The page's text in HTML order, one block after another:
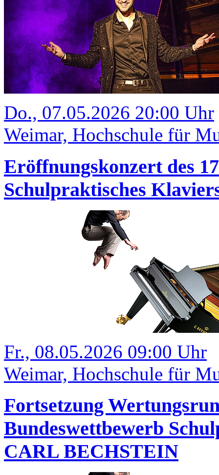
Do., 07.05.2026 20:00 Uhr
Weimar, Hochschule für
Eröffnungskonzert des
Schulpraktisches
Fr., 08.05.2026 09:00 Uhr
Weimar, Hochschule für
Fortsetzung
Bundeswettbewerb
CARL BECHSTEIN